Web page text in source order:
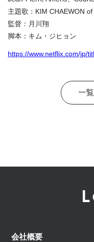
主題歌：KIM CHAEWON of
監督：月川翔
脚本：キム・ジヒョン
https://www.netflix.com/jp/
一
会社概要